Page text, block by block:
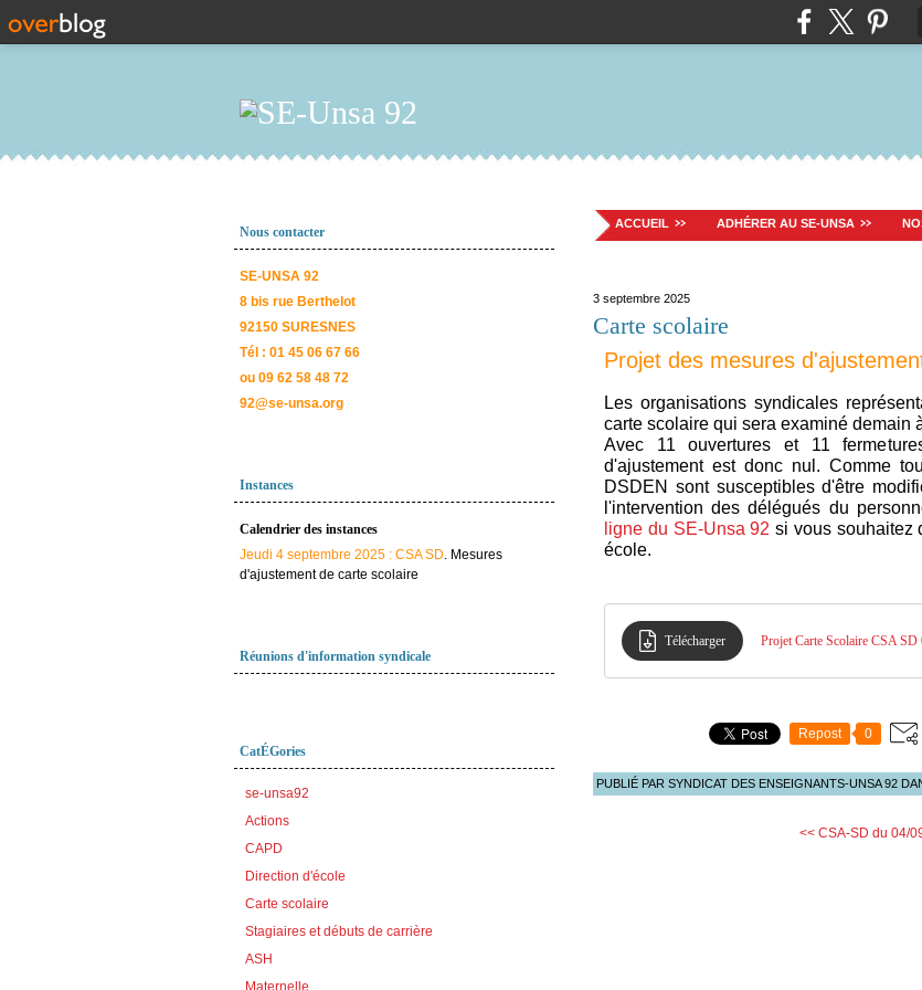
Nous contacter
SE-UNSA 92
8 bis rue Berthelot
92150 SURESNES
Tél : 01 45 06 67 66
ou 09 62 58 48 72
92@se-unsa.org
Instances
Calendrier des instances
Jeudi 4 septembre 2025 : CSA SD. Mesures
d'ajustement de carte scolaire
Réunions d'information syndicale
CatÉGories
se-unsa92
Actions
CAPD
Direction d'école
Carte scolaire
Stagiaires et débuts de carrière
ASH
Maternelle
ACCUEIL ADHÉRER AU SE-UNSA
3 septembre 2025
Carte scolaire
Projet des mesures
Les organisations syndicales
carte scolaire qui sera examiné demain
Avec 11 ouvertures et 11
d'ajustement est donc nul. Comme
DSDEN sont susceptibles d'être
l'intervention des délégués du
ligne du SE-Unsa 92 si vous souhaitez
école.
Télécharger Projet Carte Scolaire CSA SD
Repost 0
PUBLIÉ PAR SYNDICAT DES ENSEIGNANTS-UNSA 92
<< CSA-SD du 04/